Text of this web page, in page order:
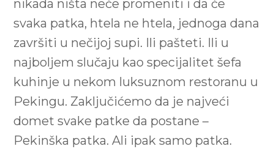
nikada ništa neće promeniti i da će
svaka patka, htela ne htela, jednoga dana
završiti u nečijoj supi. Ili pašteti. Ili u
najboljem slučaju kao specijalitet šefa
kuhinje u nekom luksuznom restoranu u
Pekingu. Zaključićemo da je najveći
domet svake patke da postane –
Pekinška patka. Ali ipak samo patka.